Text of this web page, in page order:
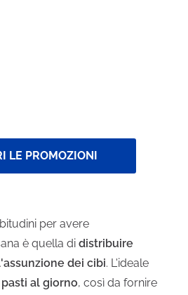
LE PROMOZIONI
per avere
è quella di distribuire
dei cibi. L'ideale
pasti al giorno, così da fornire